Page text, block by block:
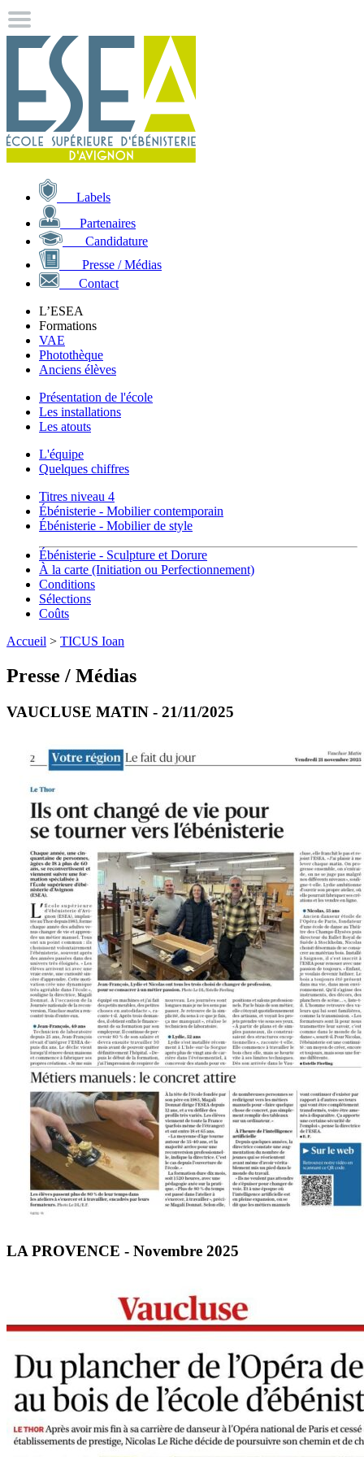
Labels
Partenaires
Candidature
Presse / Médias
Contact
L’ESEA
Formations
VAE
Photothèque
Anciens élèves
Présentation de l'école
Les installations
Les atouts
L'équipe
Quelques chiffres
Titres niveau 4
Ébénisterie - Mobilier contemporain
Ébénisterie - Mobilier de style
Ébénisterie - Sculpture et Dorure
À la carte (Initiation ou Perfectionnement)
Conditions
Sélections
Coûts
Accueil > TICUS Ioan
Presse / Médias
VAUCLUSE MATIN - 21/11/2025
LA PROVENCE - Novembre 2025